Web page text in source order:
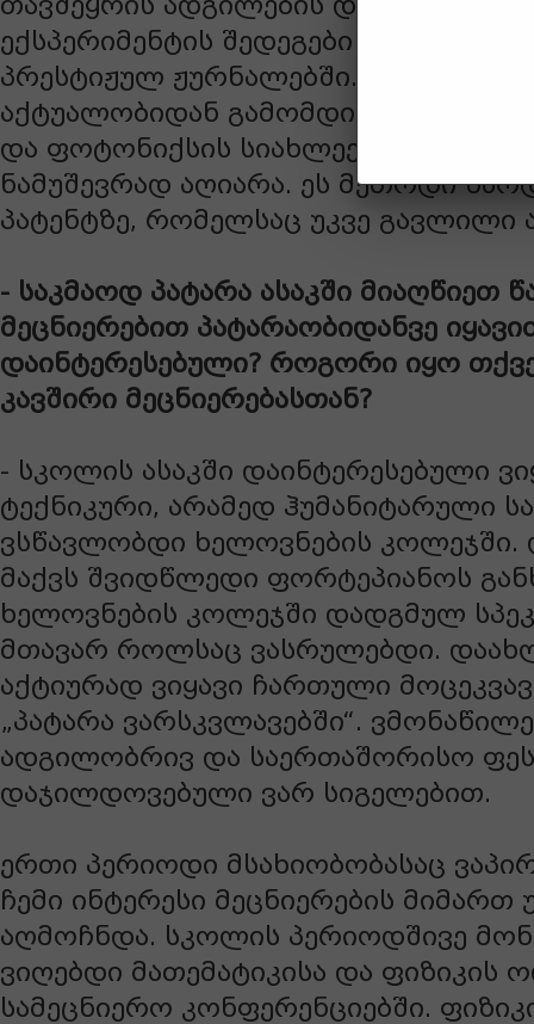
ექსპერიმენტის შედეგები
პრესტიჟულ ჟურნალებში. მიღებული
აქტუალობიდან გამომდინარე ის
და ფოტონიქსის სიახლეები” 2017
ნამუშევრად აღიარა. ეს მეთოდი
პატენტზე, რომელსაც უკვე გავლილი
- საკმაოდ პატარა ასაკში მიაღწიეთ
მეცნიერებით პატარაობიდანვე
დაინტერესებული? როგორი იყო
კავშირი მეცნიერებასთან?
- სკოლის ასაკში დაინტერესებული
ტექნიკური, არამედ ჰუმანიტარული
ვსწავლობდი ხელოვნების კოლეჯში.
მაქვს შვიდწლედი ფორტეპიანოს
ხელოვნების კოლეჯში დადგმულ
მთავარ როლსაც ვასრულებდი.
აქტიურად ვიყავი ჩართული
„პატარა ვარსკვლავებში“.
ადგილობრივ და საერთაშორისო
დაჯილდოვებული ვარ სიგელებით.
ერთი პერიოდი მსახიობობასაც
ჩემი ინტერესი მეცნიერების
აღმოჩნდა. სკოლის პერიოდშივე
ვიღებდი მათემატიკისა და ფიზიკის
სამეცნიერო კონფერენციებში.